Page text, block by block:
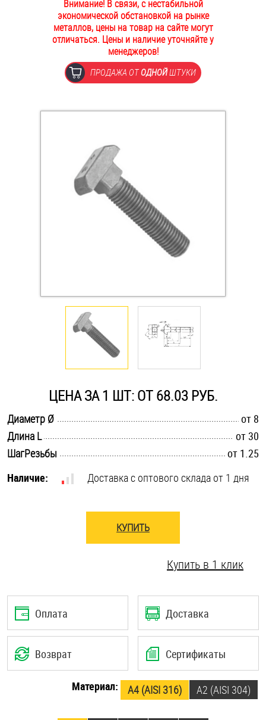
ОПЛАТА И ДОСТАВКА
НАШИ МАГАЗИНЫ
Втулки
Дюймовый крепёж
Заклепки (Гайки-Заклепки)
Инструмент
Крюки, кольца с метрической резьбой
Крюки, кольца с шурупной резьбой
Оснастка и аксессуары для яхт
Саморезы и шурупы
Стопорные кольца
Такелаж
Внимание! В связи, с нестабильной
экономической обстановкой на рынке
металлов, цены на товар на сайте могут
отличаться. Цены и наличие уточняйте у
менеджеров!
ПРОДАЖА ОТОДНОЙШТУКИ
ЦЕНА ЗА 1 ШТ: ОТ 68.03 РУБ.
Диаметр Ø
от 8
Длина L
от 30
ШагРезьбы
от 1.25
Наличие:
Доставка с оптового склада от 1 дня
КУПИТЬ
Купить в 1 клик
Оплата Доставка
Возврат Сертификаты
Материал: A4 (AISI 316) А2 (AISI 304)